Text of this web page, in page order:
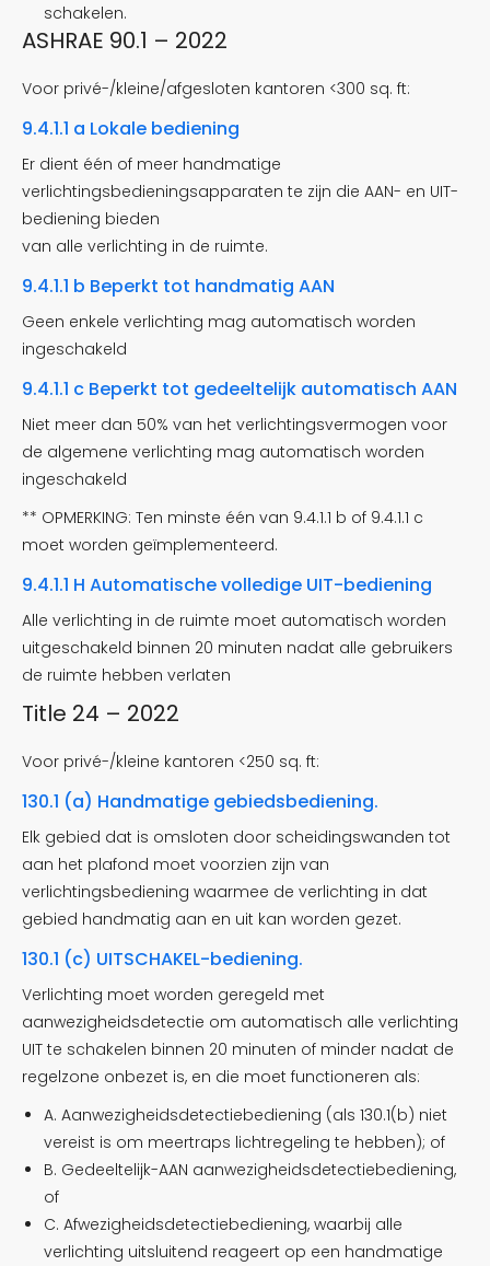
schakelen.
ASHRAE 90.1 – 2022
Voor privé-/kleine/afgesloten kantoren <300 sq. ft:
9.4.1.1 a Lokale bediening
Er dient één of meer handmatige
verlichtingsbedieningsapparaten te zijn die AAN- en UIT-
bediening bieden
van alle verlichting in de ruimte.
9.4.1.1 b Beperkt tot handmatig AAN
Geen enkele verlichting mag automatisch worden
ingeschakeld
9.4.1.1 c Beperkt tot gedeeltelijk automatisch AAN
Niet meer dan 50% van het verlichtingsvermogen voor
de algemene verlichting mag automatisch worden
ingeschakeld
** OPMERKING: Ten minste één van 9.4.1.1 b of 9.4.1.1 c
moet worden geïmplementeerd.
9.4.1.1 H Automatische volledige UIT-bediening
Alle verlichting in de ruimte moet automatisch worden
uitgeschakeld binnen 20 minuten nadat alle gebruikers
de ruimte hebben verlaten
Title 24 – 2022
Voor privé-/kleine kantoren <250 sq. ft:
130.1 (a) Handmatige gebiedsbediening.
Elk gebied dat is omsloten door scheidingswanden tot
aan het plafond moet voorzien zijn van
verlichtingsbediening waarmee de verlichting in dat
gebied handmatig aan en uit kan worden gezet.
130.1 (c) UITSCHAKEL-bediening.
Verlichting moet worden geregeld met
aanwezigheidsdetectie om automatisch alle verlichting
UIT te schakelen binnen 20 minuten of minder nadat de
regelzone onbezet is, en die moet functioneren als:
A. Aanwezigheidsdetectiebediening (als 130.1(b) niet
vereist is om meertraps lichtregeling te hebben); of
B. Gedeeltelijk-AAN aanwezigheidsdetectiebediening,
of
C. Afwezigheidsdetectiebediening, waarbij alle
verlichting uitsluitend reageert op een handmatige